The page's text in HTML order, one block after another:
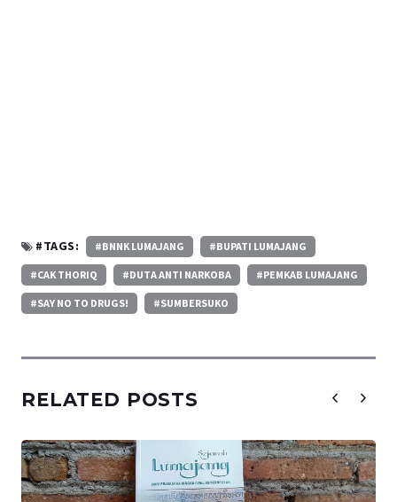
#TAGS: #BNNK LUMAJANG #BUPATI LUMAJANG
#CAK THORIQ #DUTA ANTI NARKOBA #PEMKAB LUMAJANG
#SAY NO TO DRUGS! #SUMBERSUKO
RELATED POSTS